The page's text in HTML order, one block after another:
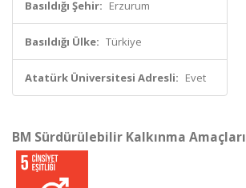
Basıldığı Şehir: Erzurum
Basıldığı Ülke: Türkiye
Atatürk Üniversitesi Adresli: Evet
BM Sürdürülebilir Kalkınma Amaçları